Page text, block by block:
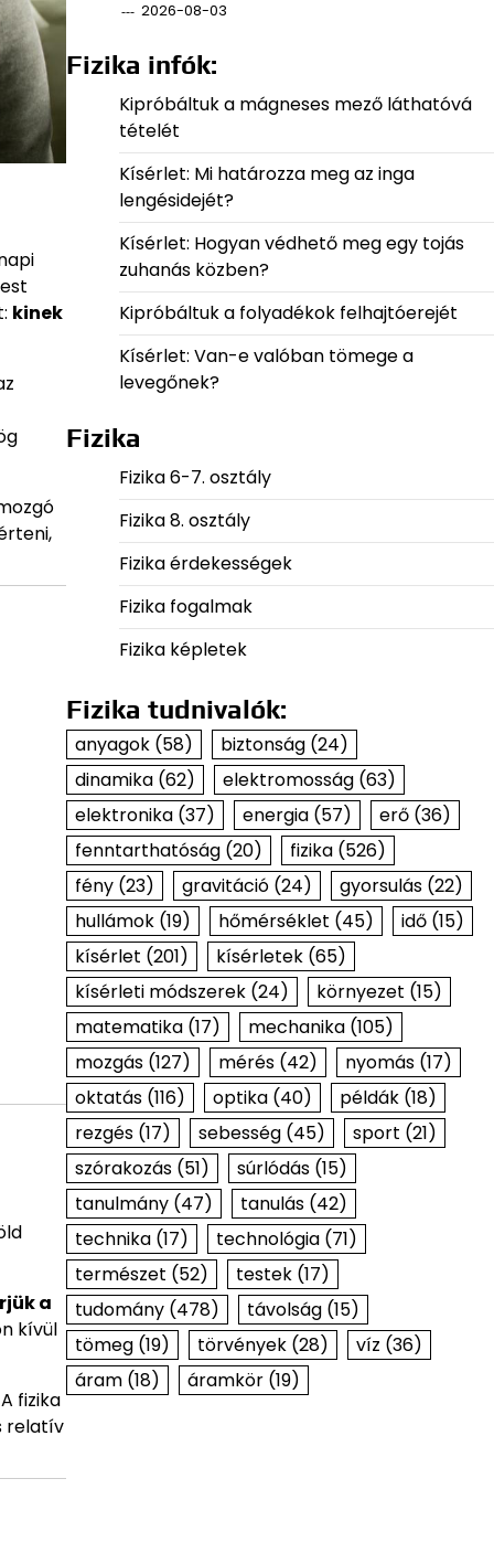
kinek
a
kívül
fizika
relatív
2026-08-03
Fizika infók:
Kipróbáltuk a mágneses mező láthatóvá
tételét
Kísérlet: Mi határozza meg az inga
lengésidejét?
Kísérlet: Hogyan védhető meg egy tojás
zuhanás közben?
Kipróbáltuk a folyadékok felhajtóerejét
Kísérlet: Van-e valóban tömege a
levegőnek?
Fizika
Fizika 6-7. osztály
Fizika 8. osztály
Fizika érdekességek
Fizika fogalmak
Fizika képletek
Fizika tudnivalók:
anyagok(58) biztonság(24)
dinamika(62) elektromosság(63)
elektronika(37) energia(57) erő(36)
fenntarthatóság(20) fizika(526)
fény(23) gravitáció(24) gyorsulás(22)
hullámok(19) hőmérséklet (45) idő(15)
kísérlet (201) kísérletek(65)
kísérleti módszerek(24) környezet (15)
matematika(17) mechanika(105)
mozgás(127) mérés(42) nyomás(17)
oktatás(116) optika(40) példák(18)
rezgés(17) sebesség(45) sport (21)
szórakozás(51) súrlódás(15)
tanulmány(47) tanulás(42)
technika(17) technológia(71)
természet (52) testek(17)
tudomány(478) távolság(15)
tömeg(19) törvények(28) víz (36)
áram(18) áramkör(19)